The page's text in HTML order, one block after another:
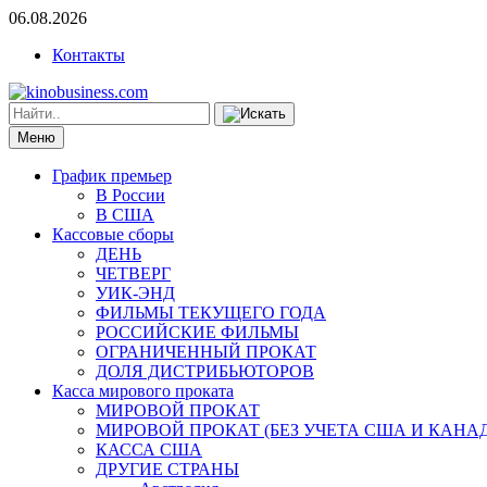
06.08.2026
Контакты
Меню
График премьер
В России
В США
Кассовые сборы
ДЕНЬ
ЧЕТВЕРГ
УИК-ЭНД
ФИЛЬМЫ ТЕКУЩЕГО ГОДА
РОССИЙСКИЕ ФИЛЬМЫ
ОГРАНИЧЕННЫЙ ПРОКАТ
ДОЛЯ ДИСТРИБЬЮТОРОВ
Касса мирового проката
МИРОВОЙ ПРОКАТ
МИРОВОЙ ПРОКАТ (БЕЗ УЧЕТА США И
КАССА США
ДРУГИЕ СТРАНЫ